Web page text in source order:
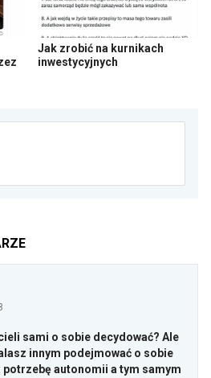
Jak zrobić na kurnikach
inwestycyjnych
sami o sobie decydować? Ale
innym podejmować o sobie
autonomii a tym samym